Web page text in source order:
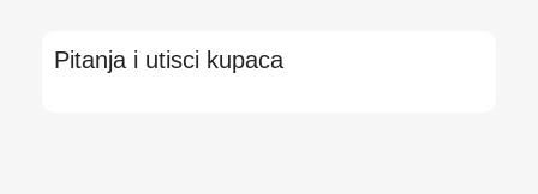
Pitanja i utisci kupaca